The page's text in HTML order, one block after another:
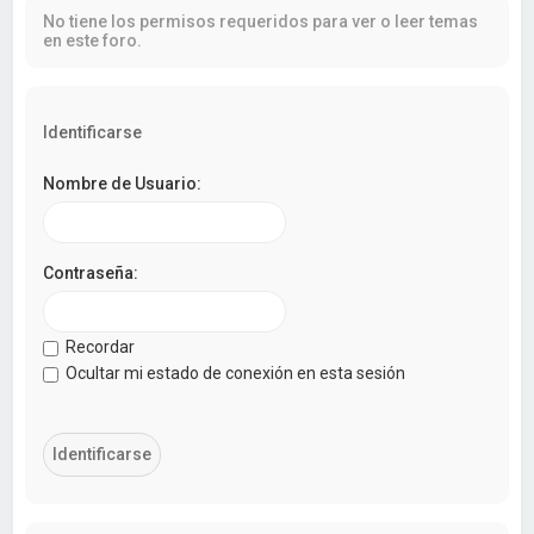
No tiene los permisos requeridos para ver o leer temas
en este foro.
Identificarse
Nombre de Usuario:
Contraseña:
Recordar
Ocultar mi estado de conexión en esta sesión